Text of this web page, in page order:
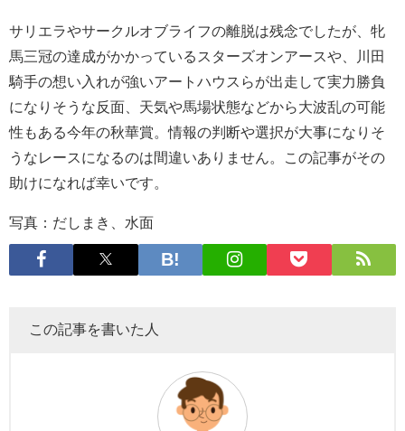
サリエラやサークルオブライフの離脱は残念でしたが、牝
馬三冠の達成がかかっているスターズオンアースや、川田
騎手の想い入れが強いアートハウスらが出走して実力勝負
になりそうな反面、天気や馬場状態などから大波乱の可能
性もある今年の秋華賞。情報の判断や選択が大事になりそ
うなレースになるのは間違いありません。この記事がその
助けになれば幸いです。
写真：だしまき、水面
この記事を書いた人